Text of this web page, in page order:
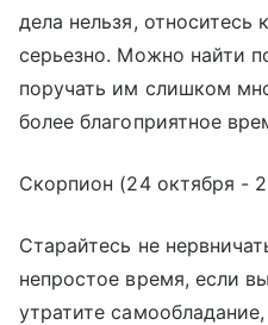
дела нельзя, относитесь
серьезно. Можно найти
поручать им слишком
более благоприятное
Скорпион (24 октября -
Старайтесь не
непростое время, если
утратите